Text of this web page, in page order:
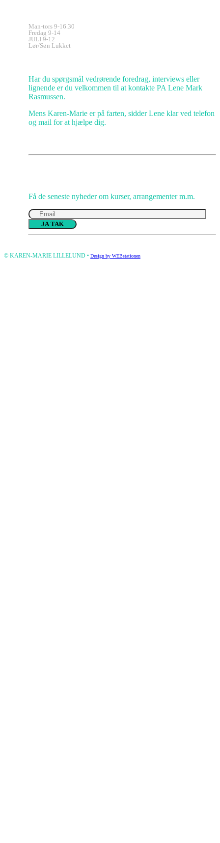
Man-tors 9-16.30
Fredag 9-14
JULI 9-12
Lør/Søn Lukket
Har du spørgsmål vedrørende foredrag, interviews eller
lignende er du velkommen til at kontakte PA Lene Mark
Rasmussen.
Mens Karen-Marie er på farten, sidder Lene klar ved telefon
og mail for at hjælpe dig.
Få de seneste nyheder om kurser, arrangementer m.m.
Please
this
field
© KAREN-MARIE LILLELUND • Design by WEBstationen